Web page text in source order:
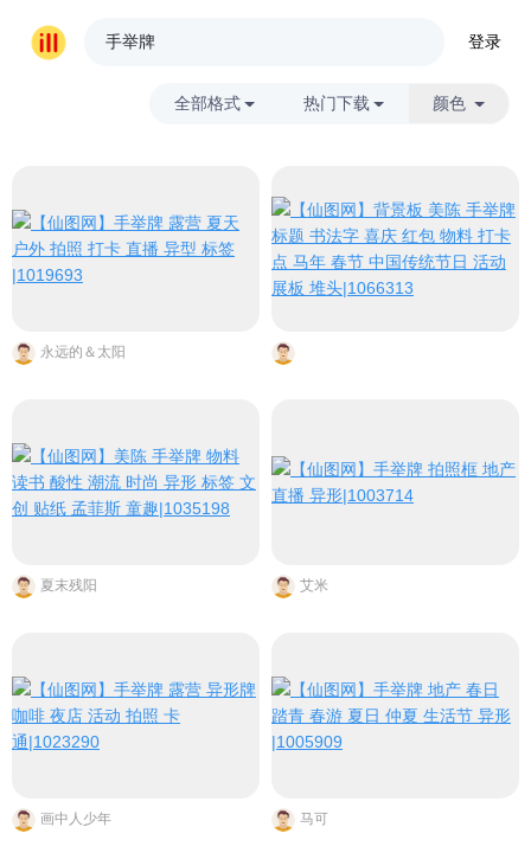
登录
全部格式 热门下载 颜色
永远的＆太阳
夏末残阳
画中人少年
艾米
马可